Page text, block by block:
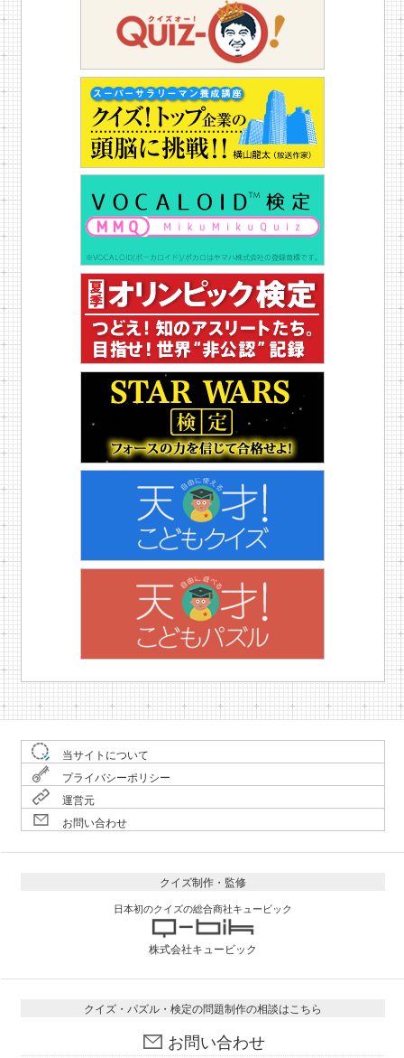
当サイトについて
プライバシーポリシー
運営元
お問い合わせ
クイズ制作・監修
日本初のクイズの総合商社キュービック
株式会社キュービック
クイズ・パズル・検定の問題制作の相談はこちら
お問い合わせ